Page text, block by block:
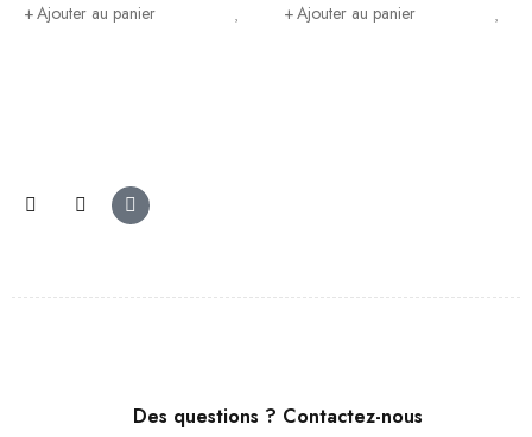
Ajouter au panier Ajouter au panier
Des questions ? Contactez-nous